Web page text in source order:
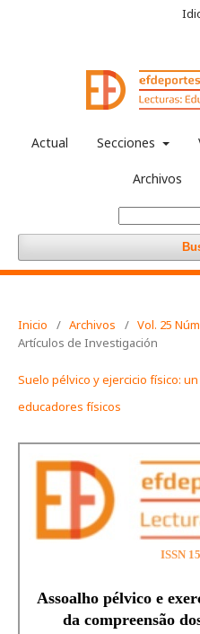
Actual Secciones
Archivos
Inicio / Archivos / Vol. 25
Artículos de Investigación
Suelo pélvico y ejercicio físico:
educadores físicos